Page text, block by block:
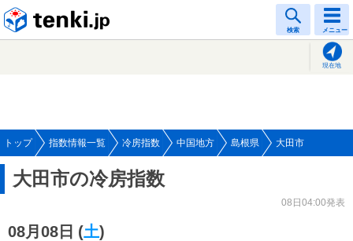
検索 メニュー
現在地
トップ 指数情報一覧 冷房指数 中国地方 島根県 大田市
大田市の冷房指数
08日04:00発表
08月08日 (土)